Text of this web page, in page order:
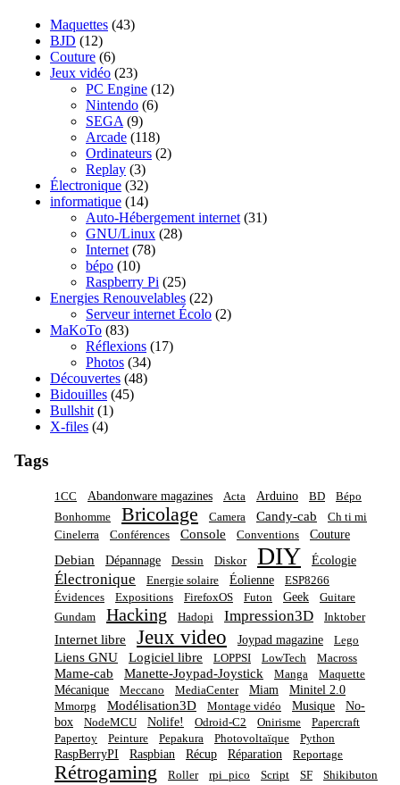
Maquettes (43)
BJD (12)
Couture (6)
Jeux vidéo (23)
PC Engine (12)
Nintendo (6)
SEGA (9)
Arcade (118)
Ordinateurs (2)
Replay (3)
Électronique (32)
informatique (14)
Auto-Hébergement internet (31)
GNU/Linux (28)
Internet (78)
bépo (10)
Raspberry Pi (25)
Energies Renouvelables (22)
Serveur internet Écolo (2)
MaKoTo (83)
Réflexions (17)
Photos (34)
Découvertes (48)
Bidouilles (45)
Bullshit (1)
X-files (4)
Tags
1CC Abandonware magazines Acta Arduino BD
Bépo
Bonhomme
Bricolage Camera Candy-cab
Ch ti mi
Cinelerra
Conférences Console Conventions Couture
Debian Dépannage Dessin Diskor DIY Écologie
Électronique Energie solaire Éolienne
ESP8266
Évidences
Expositions FirefoxOS Futon Geek
Guitare
Gundam
Hacking Hadopi Impression3D Inktober
Internet libre Jeux video Joypad magazine Lego
Liens GNU Logiciel libre LOPPSI LowTech Macross
Mame-cab Manette-Joypad-Joystick Manga Maquette
Mécanique Meccano MediaCenter Miam Minitel 2.0
Mmorpg Modélisation3D Montage vidéo Musique
No-
box
NodeMCU Nolife! Odroid-C2 Onirisme
Papercraft
Papertoy
Peinture Pepakura Photovoltaïque Python
RaspBerryPI Raspbian Récup Réparation Reportage
Rétrogaming Roller rpi_pico Script SF
Shikibuton